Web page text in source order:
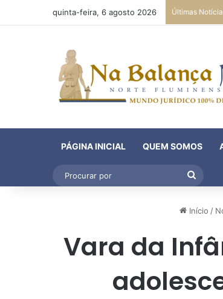
quinta-feira, 6 agosto 2026 Últimas
PÁGINA INICIAL QUEM SOMOS
Início /
Vara da